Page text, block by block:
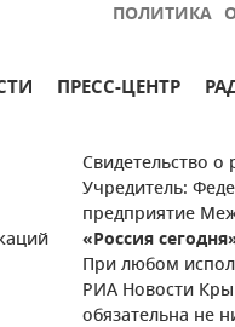
ПОЛИТИКА
ПРЕСС-ЦЕНТР
Свидетельство
Учредитель:
предприятие
«Россия
При любом
РИА Новости
обязательна не